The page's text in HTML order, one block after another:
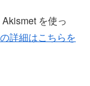
を使っ
詳細はこちらを